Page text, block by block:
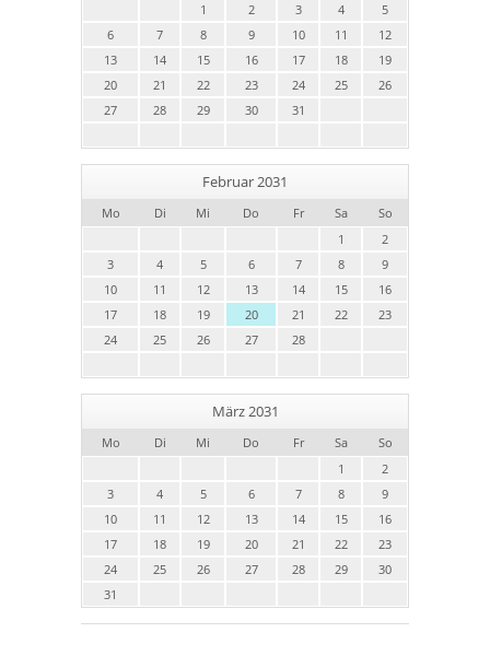
1
2 3 4
5
6
7 8 9 10 11
12
13
14 15 16 17 18
19
20
21 22 23 24 25
26
27
28 29 30 31
Februar 2031
Mo Di Mi Do Fr Sa
So
1
2
3
4 5 6 7 8
9
10
11 12 13 14 15
16
17
18 19 20 21 22
23
24
25 26 27 28
März 2031
Mo Di Mi Do Fr Sa
So
1
2
3
4 5 6 7 8
9
10
11 12 13 14 15
16
17
18 19 20 21 22
23
24
25 26 27 28 29
30
31